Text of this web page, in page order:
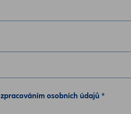
zpracováním osobních údajů *